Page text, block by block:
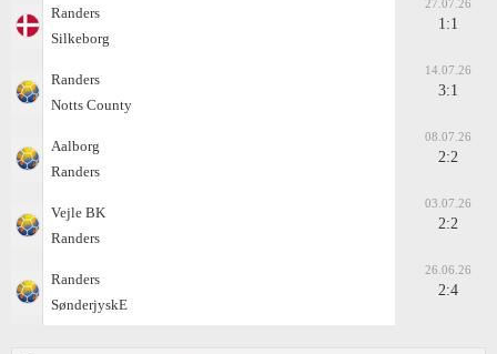
Randers
Silkeborg
27.07.26
1:1
Randers
Notts County
14.07.26
3:1
Aalborg
Randers
08.07.26
2:2
Vejle BK
Randers
03.07.26
2:2
Randers
SønderjyskE
26.06.26
2:4